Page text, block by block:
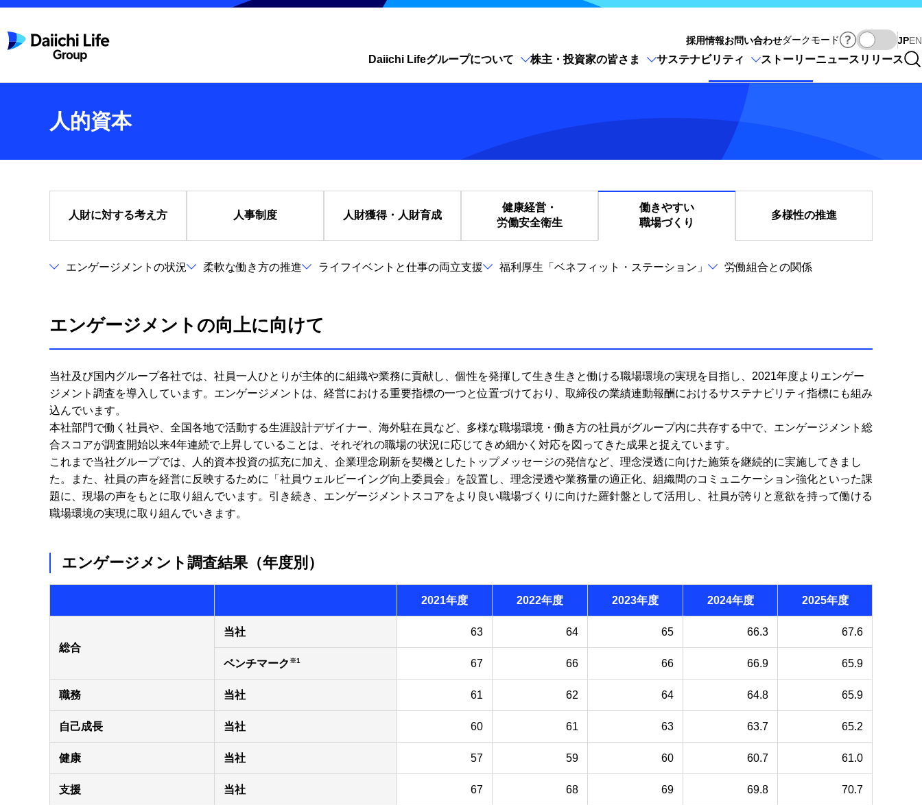
採用情報お問い合わせダークモード JPEN
Daiichi Lifeグループについて 株主・投資家の皆さま サステナビリティ ストーリーニュースリリース
サイト内検索を開く
人的資本
人財に対する考え方 人事制度 人財獲得・人財育成
健康経営・
労働安全衛生
働きやすい
職場づくり
多様性の推進
エンゲージメントの状況 柔軟な働き方の推進 ライフイベントと仕事の両立支援 福利厚生「ベネフィット・ステーション」 労働組合との関係
エンゲージメントの向上に向けて
当社及び国内グループ各社では、社員一人ひとりが主体的に組織や業務に貢献し、個性を発揮して生き生きと働ける職場環境の実現を目指し、2021年度よりエンゲー
ジメント調査を導入しています。エンゲージメントは、経営における重要指標の一つと位置づけており、取締役の業績連動報酬におけるサステナビリティ指標にも組み
込んでいます。
本社部門で働く社員や、全国各地で活動する生涯設計デザイナー、海外駐在員など、多様な職場環境・働き方の社員がグループ内に共存する中で、エンゲージメント総
合スコアが調査開始以来4年連続で上昇していることは、それぞれの職場の状況に応じてきめ細かく対応を図ってきた成果と捉えています。
これまで当社グループでは、人的資本投資の拡充に加え、企業理念刷新を契機としたトップメッセージの発信など、理念浸透に向けた施策を継続的に実施してきまし
た。また、社員の声を経営に反映するために「社員ウェルビーイング向上委員会」を設置し、理念浸透や業務量の適正化、組織間のコミュニケーション強化といった課
題に、現場の声をもとに取り組んでいます。引き続き、エンゲージメントスコアをより良い職場づくりに向けた羅針盤として活用し、社員が誇りと意欲を持って働ける
職場環境の実現に取り組んでいきます。
エンゲージメント調査結果（年度別）
2021年度 2022年度 2023年度 2024年度 2025年度
総合
当社 63 64 65 66.3 67.6
ベンチマーク ※1 67 66 66 66.9 65.9
職務 当社 61 62 64 64.8 65.9
自己成長 当社 60 61 63 63.7 65.2
健康 当社 57 59 60 60.7 61.0
支援 当社 67 68 69 69.8 70.7